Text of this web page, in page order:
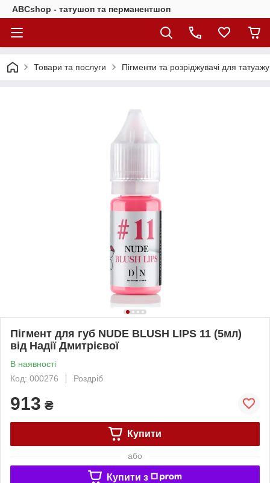
ABCshop - татушоп та перманентшоп
Товари та послуги Пігменти та розріджувачі для татуажу
Пігмент для губ NUDE BLUSH LIPS 11 (5мл)
від Надії Дмитрієвої
В наявності
Код: 000276
Роздріб
913 ₴
Купити
або
Купити з